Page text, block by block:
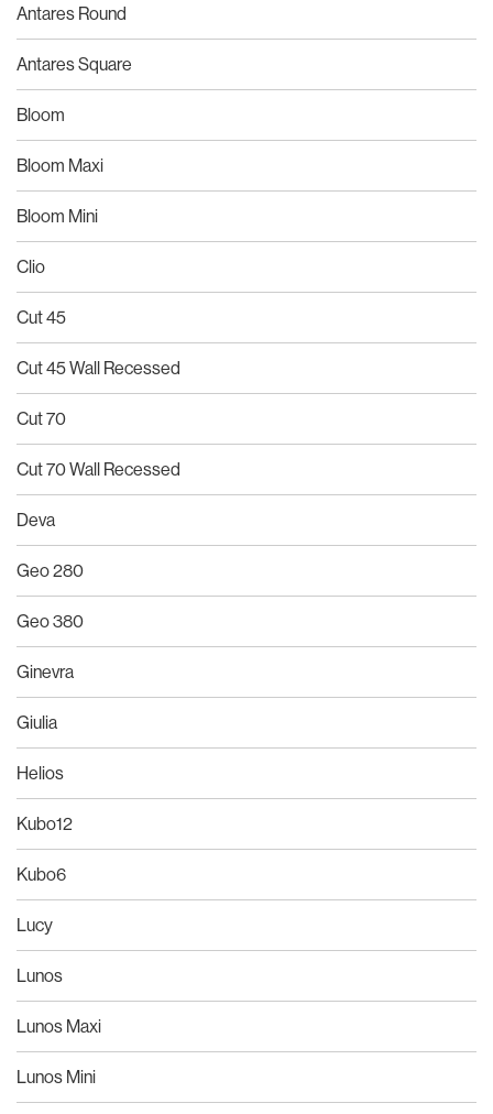
Antares Round
Antares Square
Bloom
Bloom Maxi
Bloom Mini
Clio
Cut 45
Cut 45 Wall Recessed
Cut 70
Cut 70 Wall Recessed
Deva
Geo 280
Geo 380
Ginevra
Giulia
Helios
Kubo12
Kubo6
Lucy
Lunos
Lunos Maxi
Lunos Mini